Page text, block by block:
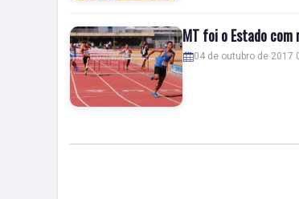
MT foi o Estado com
04 de outubro de 2017